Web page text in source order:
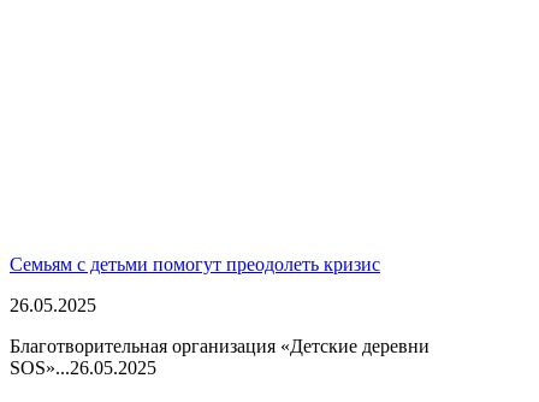
Семьям с детьми помогут преодолеть кризис
26.05.2025
Благотворительная организация «Детские деревни
SOS»...26.05.2025